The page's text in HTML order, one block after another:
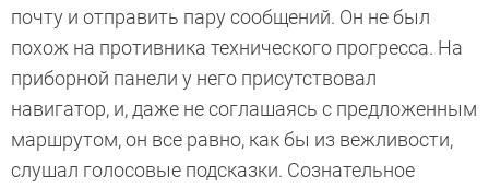
почту и отправить пару сообщений. Он не был
похож на противника технического прогресса. На
приборной панели у него присутствовал
навигатор, и, даже не соглашаясь с предложенным
маршрутом, он все равно, как бы из вежливости,
слушал голосовые подсказки. Сознательное